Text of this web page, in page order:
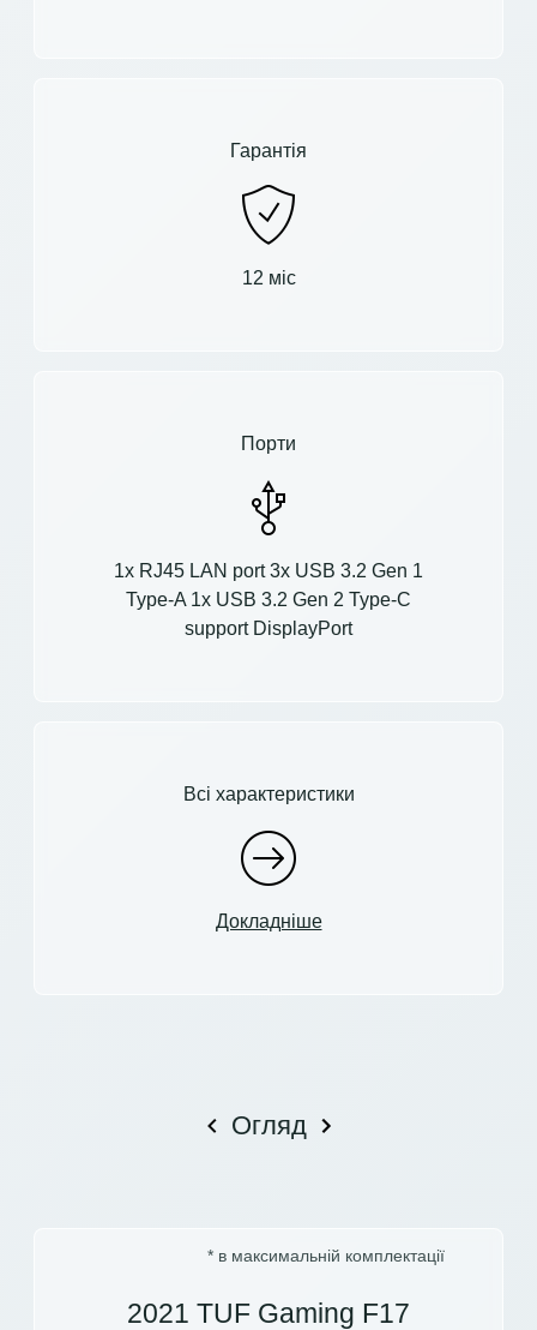
Гарантія
12 міс
Порти
1x RJ45 LAN port 3x USB 3.2 Gen 1
Type-A 1x USB 3.2 Gen 2 Type-C
support DisplayPort
Всі характеристики
Докладніше
Огляд
* в максимальній комплектації
2021 TUF Gaming F17